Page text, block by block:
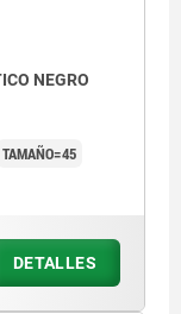
NEGRO
TAMAÑO=45
DETALLES